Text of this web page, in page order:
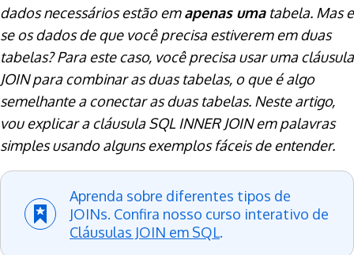
dados necessários estão emapenas umatabela. Mas e
se os dados de que você precisa estiverem em duas
tabelas? Para este caso, você precisa usar uma cláusula
JOIN para combinar as duas tabelas, o que é algo
semelhante a conectar as duas tabelas. Neste artigo,
vou explicar a cláusula SQL INNER JOIN em palavras
simples usando alguns exemplos fáceis de entender.
Aprenda sobre diferentes tipos de
JOINs. Confira nosso curso interativo de
Cláusulas JOIN em SQL.